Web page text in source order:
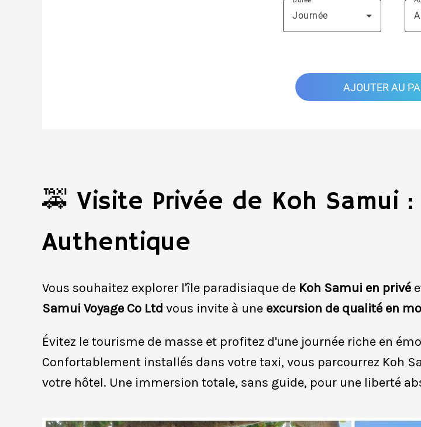
Journée
AJOUTER AU
🚕 Visite Privée de Koh Samui
Authentique
Vous souhaitez explorer l'île paradisiaque de Koh Samui en privé
Samui Voyage Co Ltd vous invite à une excursion de qualité en
Évitez le tourisme de masse et profitez d'une journée riche en
Confortablement installés dans votre taxi, vous parcourrez Koh
votre hôtel. Une immersion totale, sans guide, pour une liberté